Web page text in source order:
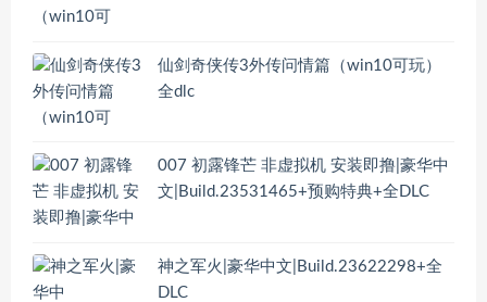
仙剑奇侠传3外传问情篇（win10可玩）
全dlc
007 初露锋芒 非虚拟机 安装即撸|豪华中
文|Build.23531465+预购特典+全DLC
神之军火|豪华中文|Build.23622298+全
DLC